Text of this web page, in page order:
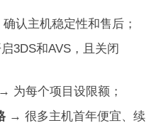
认主机稳定性和售后；
3DS和AVS，且关闭
为每个项目设限额；
→ 很多主机首年便宜、续